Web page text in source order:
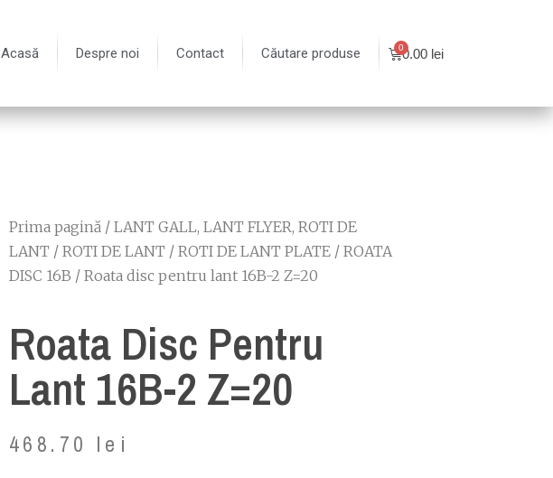
Acasă Despre noi Contact Căutare produse 0.00 lei
Prima pagină / LANT GALL, LANT FLYER, ROTI DE
LANT / ROTI DE LANT / ROTI DE LANT PLATE / ROATA
DISC 16B / Roata disc pentru lant 16B-2 Z=20
Roata Disc Pentru
Lant 16B-2 Z=20
468.70 lei